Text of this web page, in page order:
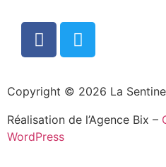
Copyright © 2026 La
Réalisation de l’Agence Bix –
WordPress